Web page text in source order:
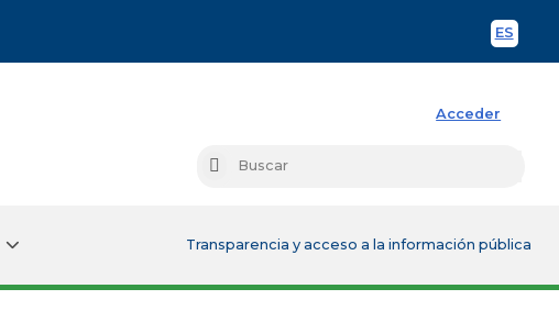
ES
Acceder
Buscar
Transparencia y acceso a la información pública